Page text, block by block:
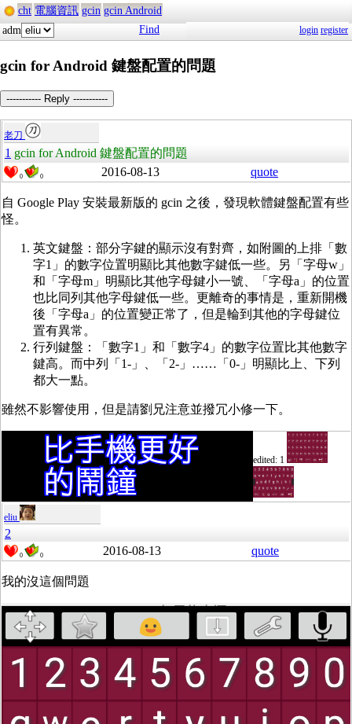
cht 電腦資訊 gcin gcin Android
adm
Find login register
gcin for Android 鍵盤配置的問題
----------- Reply -----------
老刀
1 gcin for Android 鍵盤配置的問題
0 0 2016-08-13 quote
自 Google Play 安裝最新版的 gcin 之後，發現軟體鍵盤配置有些
怪。
英文鍵盤：部分字鍵的顯示沒有對齊，如附圖的上排「數
字1」的數字位置明顯比其他數字鍵低一些。另「字母w」
和「字母m」明顯比其他字母鍵小一號、「字母a」的位置
也比同列其他字母鍵低一些。更離奇的事情是，重新開機
後「字母a」的位置變正常了，但是輪到其他的字母鍵位
置有異常。
行列鍵盤：「數字1」和「數字4」的數字位置比其他數字
鍵高。而中列「1-」、「2-」……「0-」明顯比上、下列
都大一點。
雖然不影響使用，但是請劉兄注意並撥冗小修一下。
edited: 1
eliu
2
0 0 2016-08-13 quote
我的沒這個問題